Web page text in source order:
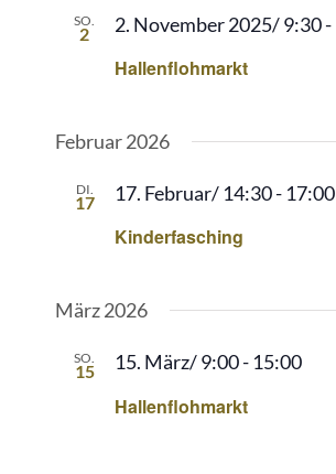
SO.
2
Hallenflohmarkt
2. November 2025/ 9:30-
Februar 2026
DI.
17
Kinderfasching
17. Februar/ 14:30- 17:00
März 2026
SO.
15
Hallenflohmarkt
15. März/ 9:00- 15:00